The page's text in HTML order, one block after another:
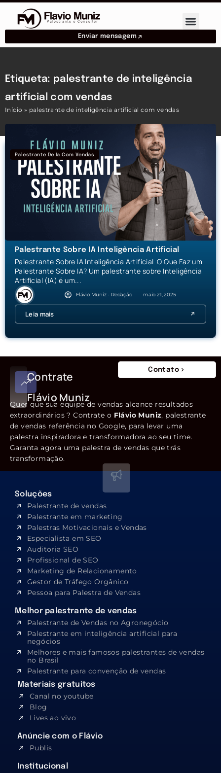
Enviar mensagem
Etiqueta: palestrante de inteligência
artificial com vendas
Início » palestrante de inteligência artificial com vendas
Palestrante De Ia Com Vendas
Palestrante Sobre IA Inteligência Artificial
Palestrante Sobre IA Inteligência Artificial O Que Faz um
Palestrante Sobre IA? Um palestrante sobre Inteligência
Artificial (IA) é um...
Flávio Muniz - Redação maio 21, 2025
Leia mais
Contrate
Flávio Muniz
Contato
Quer que sua equipe de vendas alcance resultados
extraordinários ? Contrate o Flávio Muniz, palestrante
de vendas referência no Google, para levar uma
palestra inspiradora e transformadora ao seu time.
Garanta agora uma palestra de vendas que trás
transformação.
Soluções
Palestrante de vendas
Palestrante em marketing
Palestras Motivacionais e Vendas
Especialista em SEO​
Auditoria SEO
Profissional de SEO
Marketing de Relacionamento
Gestor de Tráfego Orgânico
Pessoa para Palestra de Vendas
Melhor palestrante de vendas
Palestrante de Vendas no Agronegócio
Palestrante em inteligência artificial para
negócios
Melhores e mais famosos palestrantes de vendas
no Brasil
Palestrante para convenção de vendas
Materiais gratuitos
Canal no youtube
Blog
Lives ao vivo
Anúncie com o Flávio
Publis
Institucional